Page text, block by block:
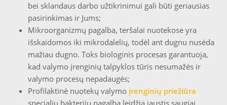
bei sklandaus darbo užtikrinimui gali būti geriausias
pasirinkimas ir Jums;
Mikroorganizmų pagalba, teršalai nuotekose yra
išskaidomos iki mikrodalelių, todėl ant dugnu nusėda
mažiau dugno. Toks biologinis procesas garantuoja,
kad valymo įrenginių talpyklos tūris nesumažės ir
valymo procesų nepadaugės;
Profilaktinė nuotekų valymo įrenginių priežiūra